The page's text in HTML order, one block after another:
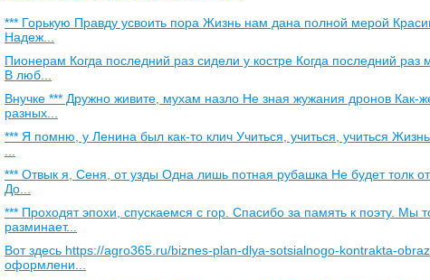
*** Горькую Правду усвоить пора Жизнь нам дана полной мерой
Надеж...
Пионерам Когда последний раз сидели у костре Когда последний
В люб...
Внучке *** Дружно живите, мухам назло Не зная жужания дронов Как-
разных...
*** Я помню, у Ленина был как-то клич Учиться, учиться, учиться
*** Отвык я, Сеня, от узды Одна лишь потная рубашка Не будет толк
До...
*** Проходят эпохи, спускаемся с гор. Спасибо за память к поэту. Мы
разминает...
Вот здесь https://agro365.ru/biznes-plan-dlya-sotsialnogo-kontrakta-
оформлени...